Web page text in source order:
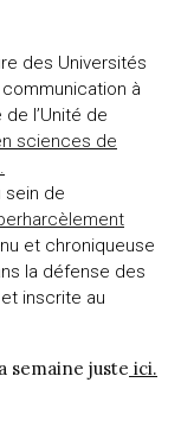
des Universités
à
l’Unité de
sciences de
sein de
et chroniqueuse
la défense des
inscrite au
semaine juste ici.